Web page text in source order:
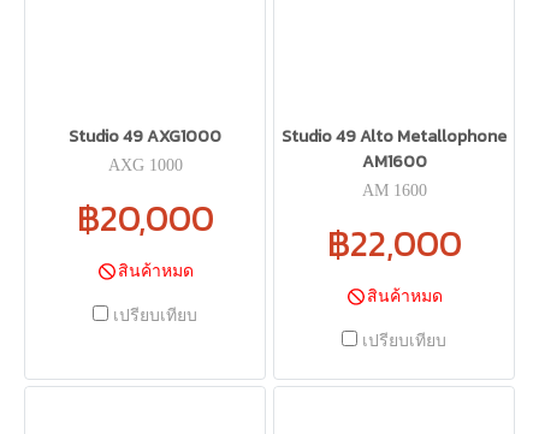
Studio 49 AXG1000
AXG 1000
฿20,000
สินค้าหมด
เปรียบเทียบ
Studio 49 Alto Metallophone
AM1600
AM 1600
฿22,000
สินค้าหมด
เปรียบเทียบ